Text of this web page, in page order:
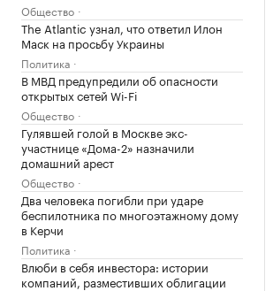
Общество
The Atlantic узнал, что ответил Илон
Маск на просьбу Украины
Политика
В МВД предупредили об опасности
открытых сетей Wi-Fi
Общество
Гулявшей голой в Москве экс-
участнице «Дома-2» назначили
домашний арест
Общество
Два человека погибли при ударе
беспилотника по многоэтажному дому
в Керчи
Политика
Влюби в себя инвестора: истории
компаний, разместивших облигации